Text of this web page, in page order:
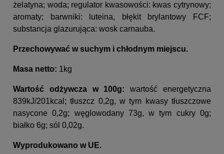
żelatyna; woda; regulator kwasowości: kwas cytrynowy;
aromaty; barwniki: luteina, błękit brylantowy FCF;
substancja glazurująca: wosk carnauba.
Przechowywać w suchym i chłodnym miejscu.
Masa netto: 1kg
Wartość odżywcza w 100g: wartość energetyczna
839kJ/201kcal; tłuszcz 0,2g, w tym kwasy tłuszczowe
nasycone 0,2g; węglowodany 73g, w tym cukry 0g;
białko 6g; sól 0,02g.
Wyprodukowano w UE.